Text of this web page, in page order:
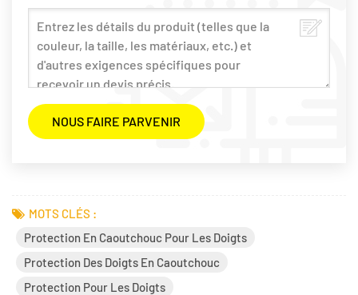
MOTS CLÉS :
Protection En Caoutchouc Pour Les Doigts
Protection Des Doigts En Caoutchouc
Protection Pour Les Doigts